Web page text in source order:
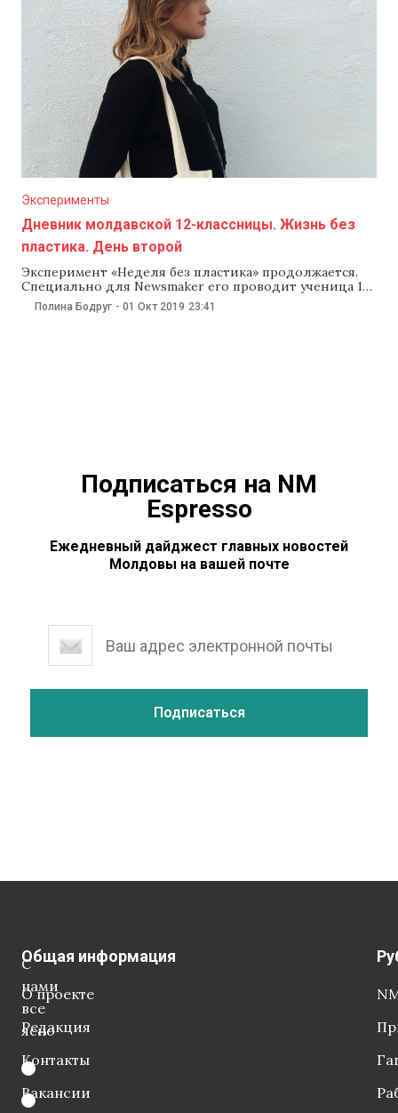
пишут, что
Эксперименты
Дневник молдавской 12-классницы. Жизнь без
пластика. День второй
Эксперимент «Неделя без пластика» продолжается.
Специально для Newsmaker его проводит ученица 12
класса Полина Бодруг. Она пытается минимизировать
использование пластиковой упаковки в
Полина Бодруг - 01 Окт 2019 23:41
Подписаться на NM
Espresso
Ежедневный дайджест главных новостей
Молдовы на вашей почте
С
нами
все
ясно
Общая информация
О проекте
Редакция
Контакты
Вакансии